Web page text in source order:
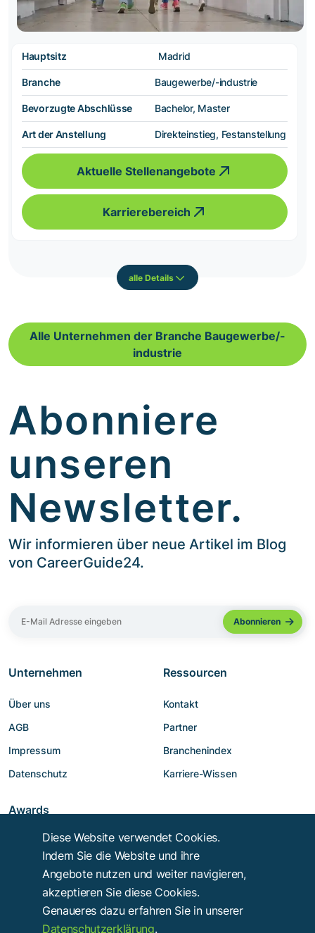
Hauptsitz Madrid
Branche Baugewerbe/-industrie
Bevorzugte Abschlüsse Bachelor, Master
Art der Anstellung Direkteinstieg, Festanstellung
Aktuelle Stellenangebote
Karrierebereich
alle Details
Alle Unternehmen der Branche Baugewerbe/-
industrie
Abonniere
unseren
Newsletter.
Wir informieren über neue Artikel im Blog
von CareerGuide24.
Unternehmen
Über uns
AGB
Impressum
Datenschutz
Ressourcen
Kontakt
Partner
Branchenindex
Karriere-Wissen
Awards
Diese Website verwendet Cookies.
Indem Sie die Website und ihre
Angebote nutzen und weiter navigieren,
akzeptieren Sie diese Cookies.
Genaueres dazu erfahren Sie in unserer
Datenschutzerklärung.